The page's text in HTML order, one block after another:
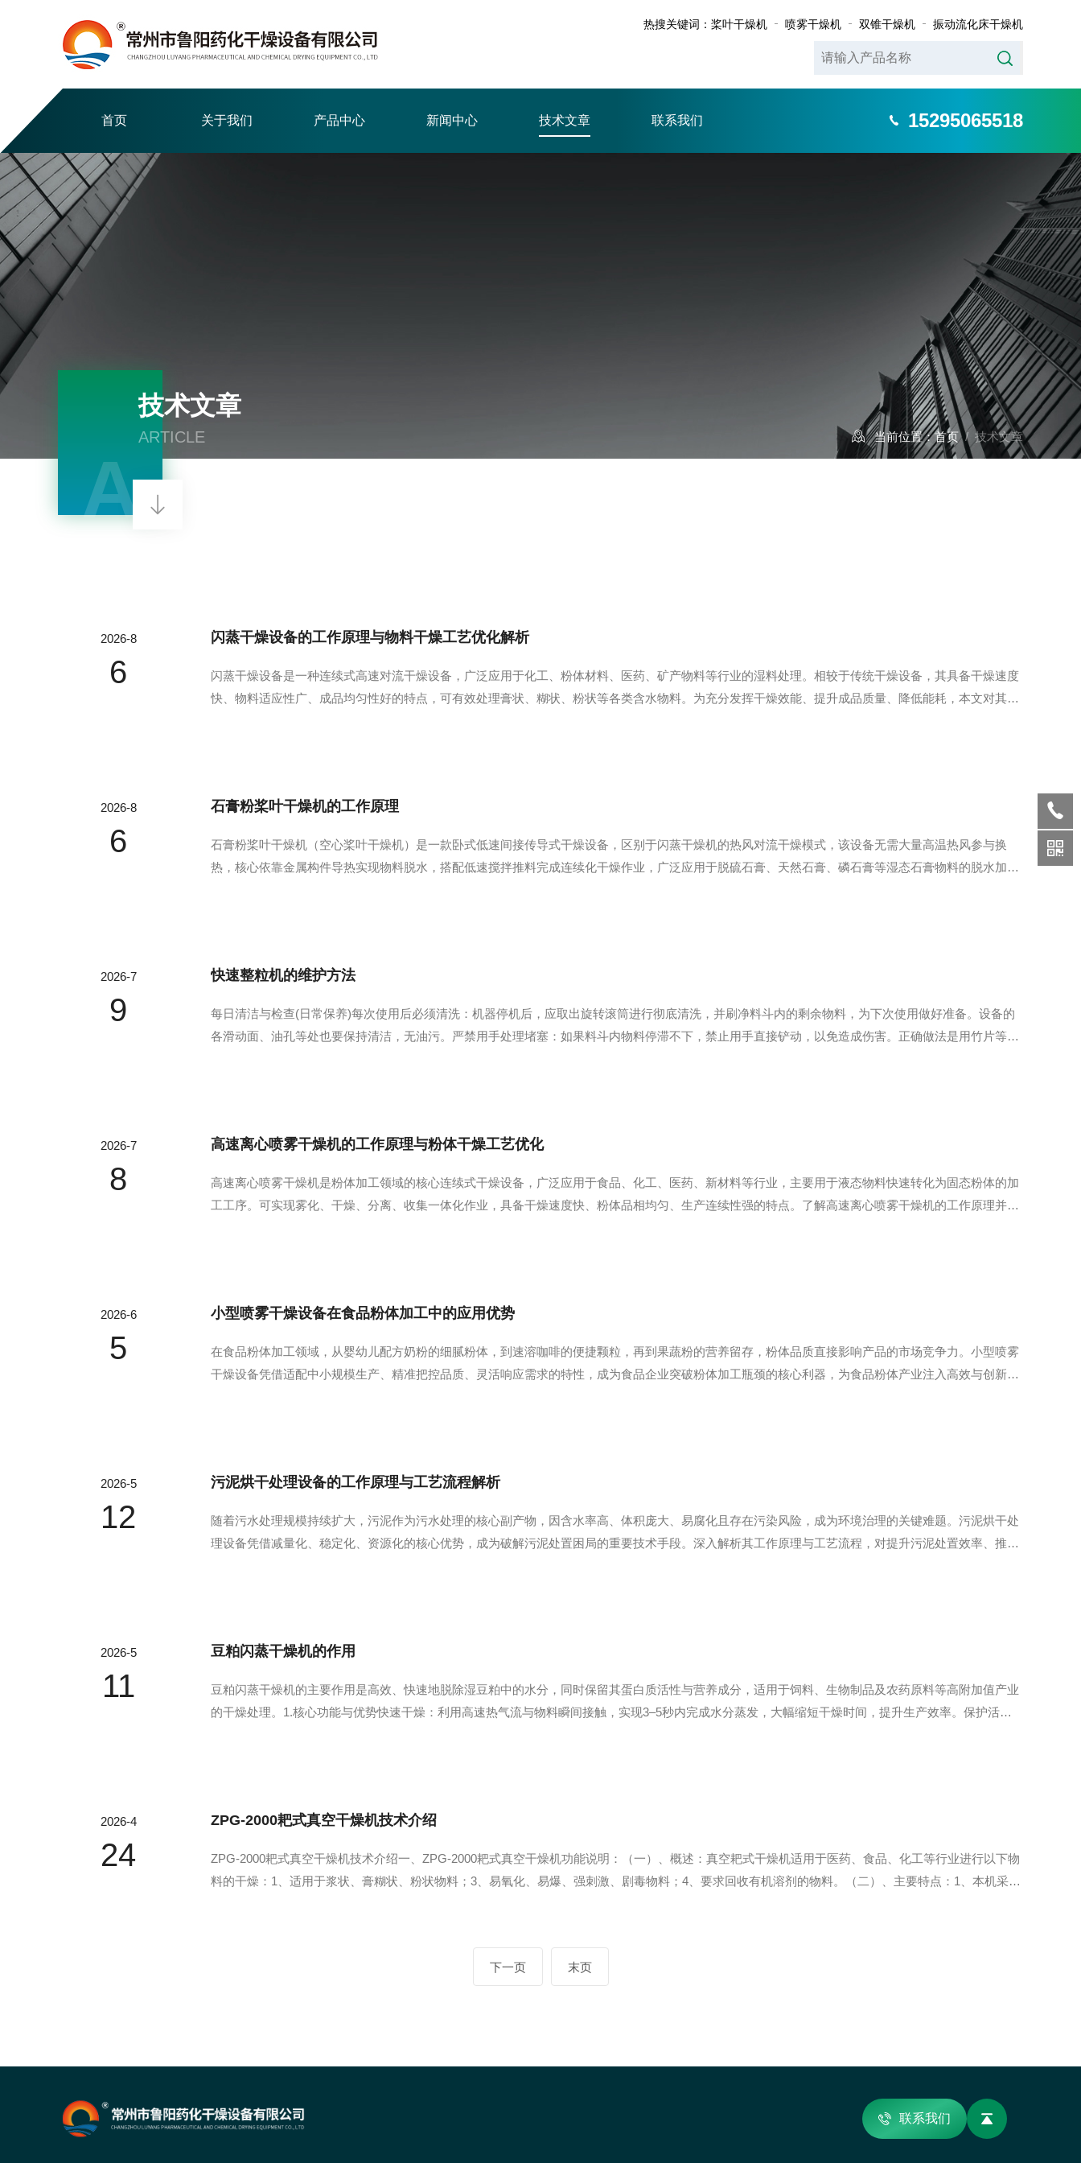
热搜关键词： 桨叶干燥机 喷雾干燥机 双锥干燥机 振动流化床干燥机
首页 关于我们 产品中心 新闻中心 技术文章 联系我们 15295065518
技术文章
ARTICLE
A
当前位置：首页/ 技术文章
2026-8
6
闪蒸干燥设备的工作原理与物料干燥工艺优化解析
闪蒸干燥设备是一种连续式高速对流干燥设备，广泛应用于化工、粉体材料、医药、矿产物料等行业的湿料处理。相较于传统干燥设备，其具备干燥速度
快、物料适应性广、成品均匀性好的特点，可有效处理膏状、糊状、粉状等各类含水物料。为充分发挥干燥效能、提升成品质量、降低能耗，本文对其工
2026-8
6
石膏粉桨叶干燥机的工作原理
石膏粉桨叶干燥机（空心桨叶干燥机）是一款卧式低速间接传导式干燥设备，区别于闪蒸干燥机的热风对流干燥模式，该设备无需大量高温热风参与换
热，核心依靠金属构件导热实现物料脱水，搭配低速搅拌推料完成连续化干燥作业，广泛应用于脱硫石膏、天然石膏、磷石膏等湿态石膏物料的脱水加
2026-7
9
快速整粒机的维护方法
每日清洁与检查(日常保养)每次使用后必须清洗：机器停机后，应取出旋转滚筒进行彻底清洗，并刷净料斗内的剩余物料，为下次使用做好准备。设备的
各滑动面、油孔等处也要保持清洁，无油污。严禁用手处理堵塞：如果料斗内物料停滞不下，禁止用手直接铲动，以免造成伤害。正确做法是用竹片等工
2026-7
8
高速离心喷雾干燥机的工作原理与粉体干燥工艺优化
高速离心喷雾干燥机是粉体加工领域的核心连续式干燥设备，广泛应用于食品、化工、医药、新材料等行业，主要用于液态物料快速转化为固态粉体的加
工工序。可实现雾化、干燥、分离、收集一体化作业，具备干燥速度快、粉体品相均匀、生产连续性强的特点。了解高速离心喷雾干燥机的工作原理并优
2026-6
5
小型喷雾干燥设备在食品粉体加工中的应用优势
在食品粉体加工领域，从婴幼儿配方奶粉的细腻粉体，到速溶咖啡的便捷颗粒，再到果蔬粉的营养留存，粉体品质直接影响产品的市场竞争力。小型喷雾
干燥设备凭借适配中小规模生产、精准把控品质、灵活响应需求的特性，成为食品企业突破粉体加工瓶颈的核心利器，为食品粉体产业注入高效与创新动
2026-5
12
污泥烘干处理设备的工作原理与工艺流程解析
随着污水处理规模持续扩大，污泥作为污水处理的核心副产物，因含水率高、体积庞大、易腐化且存在污染风险，成为环境治理的关键难题。污泥烘干处
理设备凭借减量化、稳定化、资源化的核心优势，成为破解污泥处置困局的重要技术手段。深入解析其工作原理与工艺流程，对提升污泥处置效率、推动
2026-5
11
豆粕闪蒸干燥机的作用
豆粕闪蒸干燥机的主要作用是高效、快速地脱除湿豆粕中的水分，同时保留其蛋白质活性与营养成分‌，适用于饲料、生物制品及农药原料等高附加值产业
的干燥处理。1.‌核心功能与优势‌快速干燥‌：利用高速热气流与物料瞬间接触，实现3–5秒内完成水分蒸发，大幅缩短干燥时间，提升生产效率。保护活性
2026-4
24
ZPG-2000耙式真空干燥机技术介绍
ZPG-2000耙式真空干燥机技术介绍一、ZPG-2000耙式真空干燥机功能说明：（一）、概述：真空耙式干燥机适用于医药、食品、化工等行业进行以下物
料的干燥：1、适用于浆状、膏糊状、粉状物料；3、易氧化、易爆、强刺激、剧毒物料；4、要求回收有机溶剂的物料。（二）、主要特点：1、本机采用
下一页 末页
联系我们